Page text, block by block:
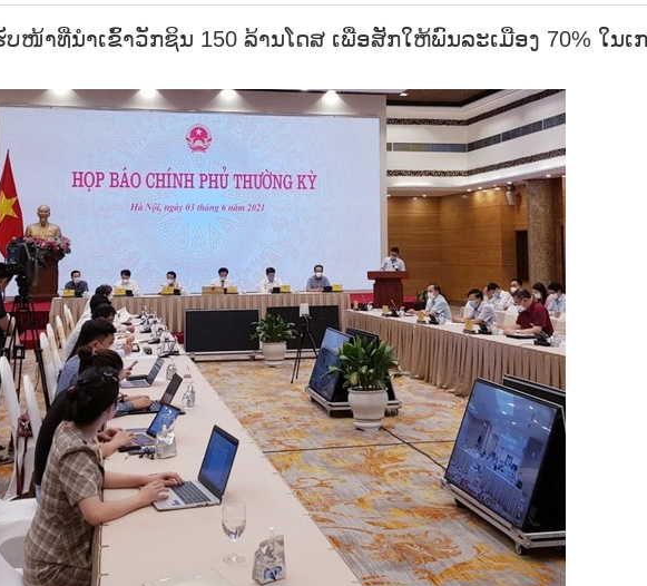
ໜ້າທີ່ນຳເຂົ້າວັກຊິນ 150 ລ້ານໂດສ ເພື່ອສັກໃຫ້ພົນລະເມືອງ 70% ໃນເ